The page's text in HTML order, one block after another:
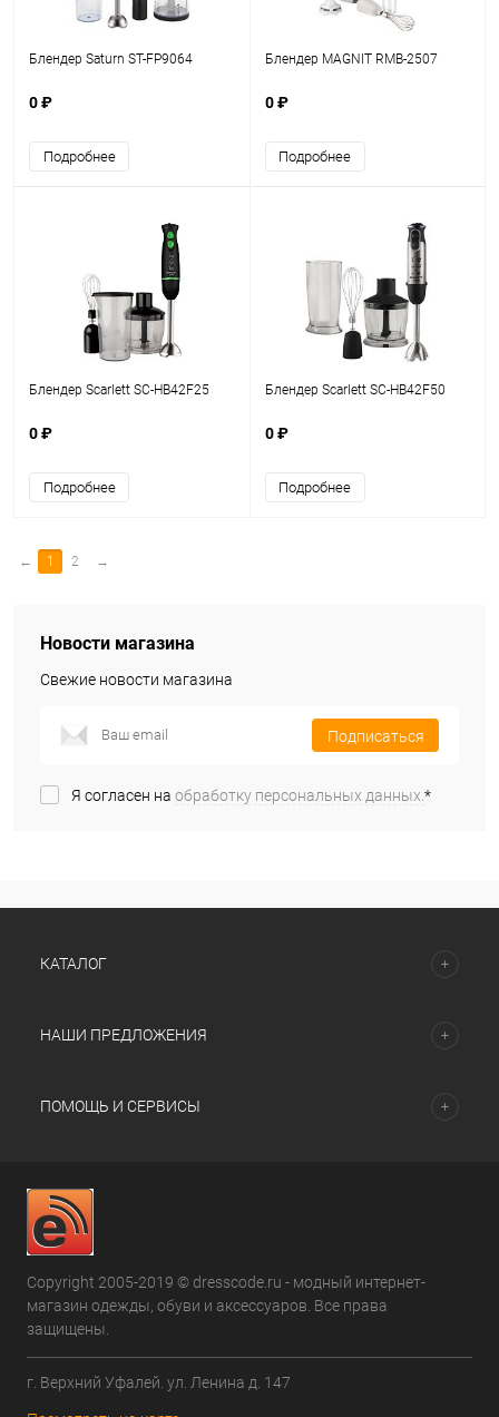
Блендер Saturn ST-FP9064
0 ₽
Подробнее
Блендер MAGNIT RMB-2507
0 ₽
Подробнее
Блендер Scarlett SC-HB42F25
0 ₽
Подробнее
Блендер Scarlett SC-HB42F50
0 ₽
Подробнее
← 1 2 →
Новости магазина
Свежие новости магазина
Подписаться
Я согласен на обработку персональных данных.*
КАТАЛОГ
НАШИ ПРЕДЛОЖЕНИЯ
ПОМОЩЬ И СЕРВИСЫ
Copyright 2005-2019 © dresscode.ru - модный интернет-
магазин одежды, обуви и аксессуаров. Все права
защищены.
г. Верхний Уфалей. ул. Ленина д. 147